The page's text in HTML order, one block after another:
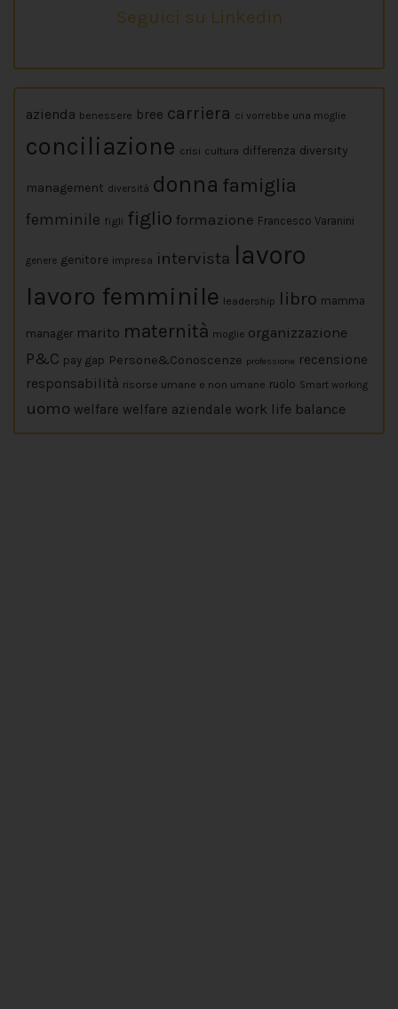
Seguici su Linkedin
azienda benessere bree carriera ci vorrebbe una moglie
conciliazione crisi cultura differenza diversity
management diversità donna famiglia
femminile figli figlio formazione Francesco Varanini
genere genitore impresa intervista lavoro
lavoro femminile leadership libro mamma
manager marito maternità moglie organizzazione
P&C pay gap Persone&Conoscenze professione recensione
responsabilità risorse umane e non umane ruolo Smart working
uomo welfare welfare aziendale work life balance